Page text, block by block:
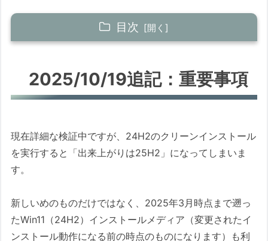
目次
最も確実な方法：物理的にネットを切断す
る
1. Pro / Education エディションの場
合
インストールが完了したら
この記事を緊急公開した理由
2025/10/19追記：重要事項
現在詳細な検証中ですが、24H2のクリーンインストール
を実行すると「出来上がりは25H2」になってしまいま
す。
新しいめのものだけではなく、2025年3月時点まで遡っ
たWin11（24H2）インストールメディア（変更されたイ
ンストール動作になる前の時点のものになります）も利